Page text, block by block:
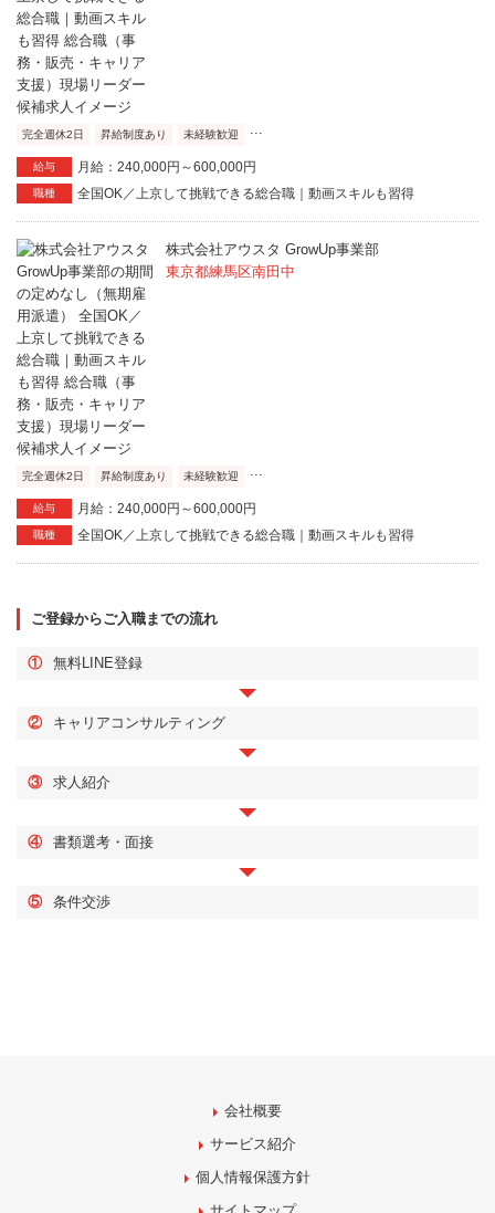
完全週休2日 昇給制度あり 未経験歓迎 ...
給与 月給：240,000円～600,000円
職種 全国OK／上京して挑戦できる総合職｜動画スキルも習得
株式会社アウスタ GrowUp事業部
東京都練馬区南田中
完全週休2日 昇給制度あり 未経験歓迎 ...
給与 月給：240,000円～600,000円
職種 全国OK／上京して挑戦できる総合職｜動画スキルも習得
ご登録からご入職までの流れ
① 無料LINE登録
② キャリアコンサルティング
③ 求人紹介
④ 書類選考・面接
⑤ 条件交渉
会社概要
サービス紹介
個人情報保護方針